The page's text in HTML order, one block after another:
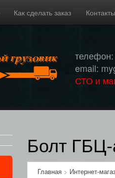
Как сделать заказ Контакты
email:
СТО и
Болт ГБЦ-
Главная> Интернет-